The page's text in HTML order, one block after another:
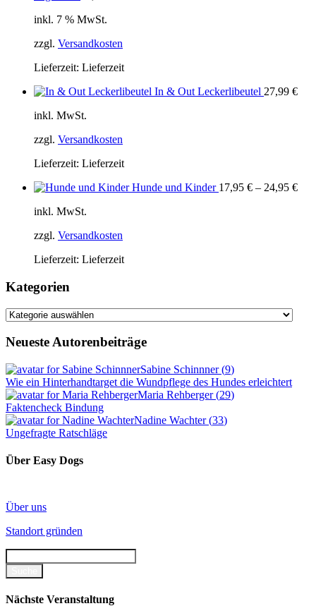
inkl. 7 % MwSt.
zzgl. Versandkosten
Lieferzeit: Lieferzeit
In & Out Leckerlibeutel 27,99 €
inkl. MwSt.
zzgl. Versandkosten
Lieferzeit: Lieferzeit
Hunde und Kinder 17,95 € – 24,95 €
inkl. MwSt.
zzgl. Versandkosten
Lieferzeit: Lieferzeit
Kategorien
Kategorien
Neueste Autorenbeiträge
Sabine Schinnner(9)
Wie ein Hinterhandtarget die Wundpflege des Hundes erleichtert
Maria Rehberger(29)
Faktencheck Bindung
Nadine Wachter(33)
Ungefragte Ratschläge
Über Easy Dogs
Über uns
Standort gründen
Nächste Veranstaltung